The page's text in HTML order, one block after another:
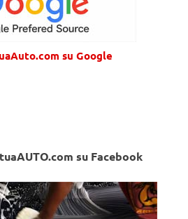
su Google
su Facebook